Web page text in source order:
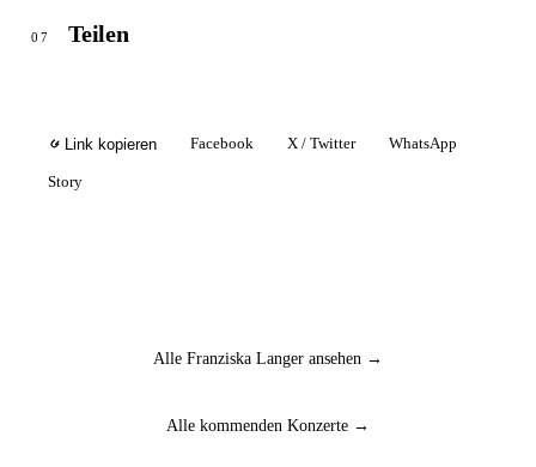
07 Teilen
Link kopieren Facebook X / Twitter WhatsApp
Story
Alle Franziska Langer ansehen →
Alle kommenden Konzerte →